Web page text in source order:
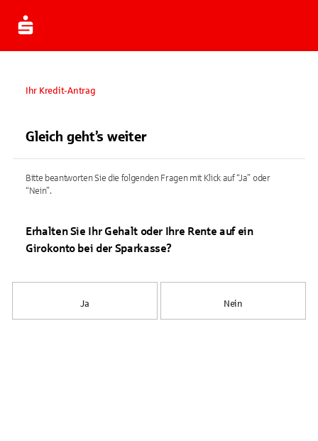
Ihr Kredit-Antrag
Gleich geht’s weiter
Bitte beantworten Sie die folgenden Fragen mit Klick auf “Ja” oder
“Nein”.
Erhalten Sie Ihr Gehalt oder Ihre Rente auf ein
Girokonto bei der Sparkasse?
Ja Nein